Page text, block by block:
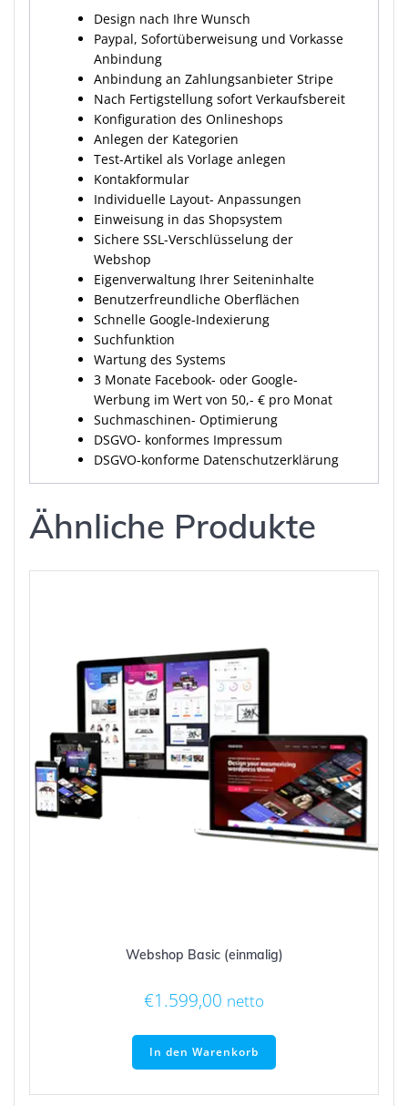
Design nach Ihre Wunsch
Paypal, Sofortüberweisung und Vorkasse
Anbindung
Anbindung an Zahlungsanbieter Stripe
Nach Fertigstellung sofort Verkaufsbereit
Konfiguration des Onlineshops
Anlegen der Kategorien
Test-Artikel als Vorlage anlegen
Kontakformular
Individuelle Layout- Anpassungen
Einweisung in das Shopsystem
Sichere SSL-Verschlüsselung der
Webshop
Eigenverwaltung Ihrer Seiteninhalte
Benutzerfreundliche Oberflächen
Schnelle Google-Indexierung
Suchfunktion
Wartung des Systems
3 Monate Facebook- oder Google-
Werbung im Wert von 50,- € pro Monat
Suchmaschinen- Optimierung
DSGVO- konformes Impressum
DSGVO-konforme Datenschutzerklärung
Ähnliche Produkte
Webshop Basic (einmalig)
€1.599,00 netto
In den Warenkorb